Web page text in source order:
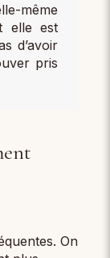
même
elle est
d’avoir
pris
On